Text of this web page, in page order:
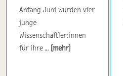
Anfang Juni wurden vier
junge
Wissenschaftler:innen
für ihre ... [mehr]